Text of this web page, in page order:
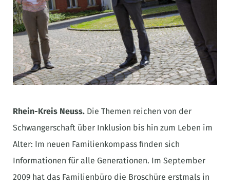
Rhein-Kreis Neuss. Die Themen reichen von der
Schwangerschaft über Inklusion bis hin zum Leben im
Alter: Im neuen Familienkompass finden sich
Informationen für alle Generationen. Im September
2009 hat das Familienbüro die Broschüre erstmals in